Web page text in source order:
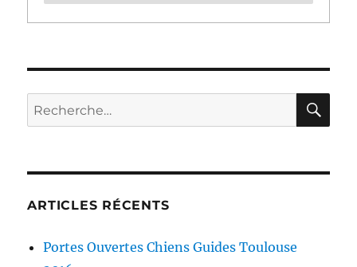
Recherche
pour :
ARTICLES RÉCENTS
Portes Ouvertes Chiens Guides Toulouse